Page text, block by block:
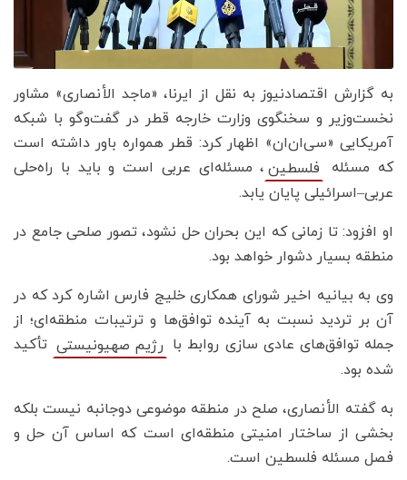
به گزارش اقتصادنیوز به نقل از ایرنا، «ماجد الأنصاری» مشاور
نخست‌وزیر و سخنگوی وزارت خارجه قطر در گفت‌وگو با شبکه
آمریکایی «سی‌ان‌ان» اظهار کرد: قطر همواره باور داشته است
که مسئله
فلسطین ، مسئله‌ای عربی است و باید با راه‌حلی
عربی–اسرائیلی پایان یابد.
او افزود: تا زمانی که این بحران حل نشود، تصور صلحی جامع در
منطقه بسیار دشوار خواهد بود.
وی به بیانیه اخیر شورای همکاری خلیج فارس اشاره کرد که در
آن بر تردید نسبت به آینده توافق‌ها و ترتیبات منطقه‌ای؛ از
جمله توافق‌های عادی سازی روابط با رژیم صهیونیستی تأکید
شده بود.
به گفته الأنصاری، صلح در منطقه موضوعی دوجانبه نیست بلکه
بخشی از ساختار امنیتی منطقه‌ای است که اساس آن حل و
فصل مسئله فلسطین است.